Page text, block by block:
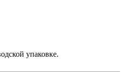
упаковке.